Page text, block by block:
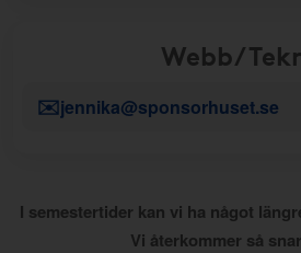
Webb/
✉️jennika@sponsorhuset.se
I semestertider kan vi ha något
Vi återkommer så